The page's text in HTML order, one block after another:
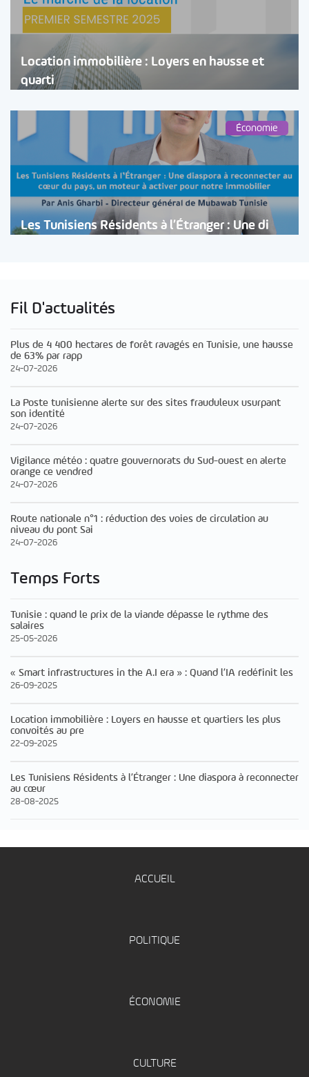
Location immobilière : Loyers en hausse et
quarti
Économie
Les Tunisiens Résidents à l’Étranger : Une di
Fil D'actualités
Plus de 4 400 hectares de forêt ravagés en Tunisie, une hausse
de 63% par rapp
24-07-2026
La Poste tunisienne alerte sur des sites frauduleux usurpant
son identité
24-07-2026
Vigilance météo : quatre gouvernorats du Sud-ouest en alerte
orange ce vendred
24-07-2026
Route nationale n°1 : réduction des voies de circulation au
niveau du pont Sai
24-07-2026
Temps Forts
Tunisie : quand le prix de la viande dépasse le rythme des
salaires
25-05-2026
« Smart infrastructures in the A.I era » : Quand l’IA redéfinit les
26-09-2025
Location immobilière : Loyers en hausse et quartiers les plus
convoités au pre
22-09-2025
Les Tunisiens Résidents à l’Étranger : Une diaspora à reconnecter
au cœur
28-08-2025
ACCUEIL
POLITIQUE
ÉCONOMIE
CULTURE